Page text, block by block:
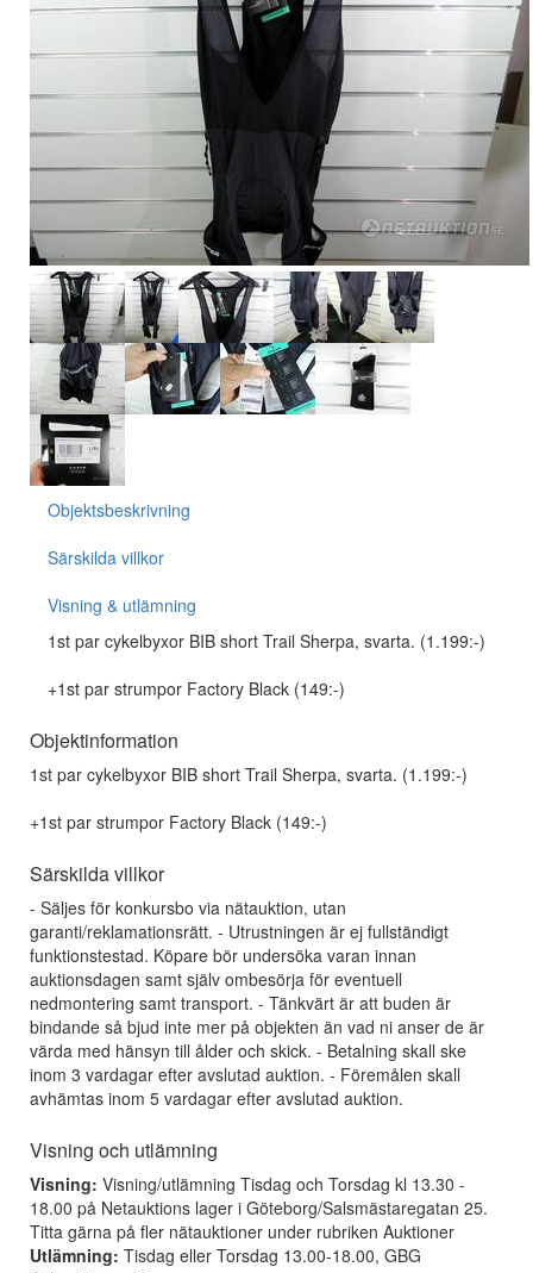
Objektsbeskrivning
Särskilda villkor
Visning & utlämning
1st par cykelbyxor BIB short Trail Sherpa, svarta. (1.199:-)
+1st par strumpor Factory Black (149:-)
Objektinformation
1st par cykelbyxor BIB short Trail Sherpa, svarta. (1.199:-)
+1st par strumpor Factory Black (149:-)
Särskilda villkor
- Säljes för konkursbo via nätauktion, utan
garanti/reklamationsrätt. - Utrustningen är ej fullständigt
funktionstestad. Köpare bör undersöka varan innan
auktionsdagen samt själv ombesörja för eventuell
nedmontering samt transport. - Tänkvärt är att buden är
bindande så bjud inte mer på objekten än vad ni anser de är
värda med hänsyn till ålder och skick. - Betalning skall ske
inom 3 vardagar efter avslutad auktion. - Föremålen skall
avhämtas inom 5 vardagar efter avslutad auktion.
Visning och utlämning
Visning: Visning/utlämning Tisdag och Torsdag kl 13.30 -
18.00 på Netauktions lager i Göteborg/Salsmästaregatan 25.
Titta gärna på fler nätauktioner under rubriken Auktioner
Utlämning: Tisdag eller Torsdag 13.00-18.00, GBG